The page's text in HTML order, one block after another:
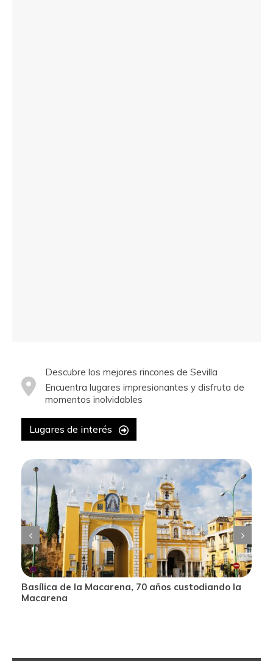
Descubre los mejores rincones de Sevilla
Encuentra lugares impresionantes y disfruta de
momentos inolvidables
Lugares de interés
Torre del Oro, descubre uno de los emblemas de
Sevilla